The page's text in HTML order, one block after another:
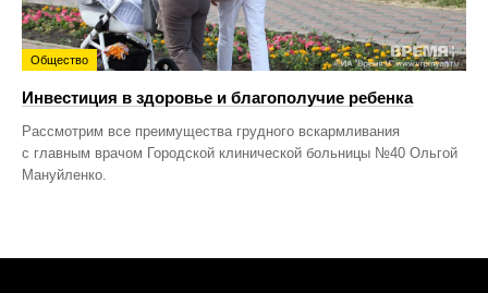
Общество
Инвестиция в здоровье и благополучие ребенка
Рассмотрим все преимущества грудного вскармливания
с главным врачом Городской клинической больницы №40 Ольгой
Мануйленко.